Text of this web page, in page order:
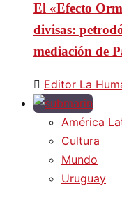
El «Efecto
divisas:
mediación de
Editor La
América
Cultura
Mundo
Uruguay